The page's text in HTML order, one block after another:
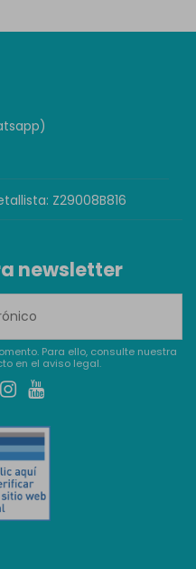
Z29008B816
newsletter
Para ello, consulte nuestra
en el aviso legal.